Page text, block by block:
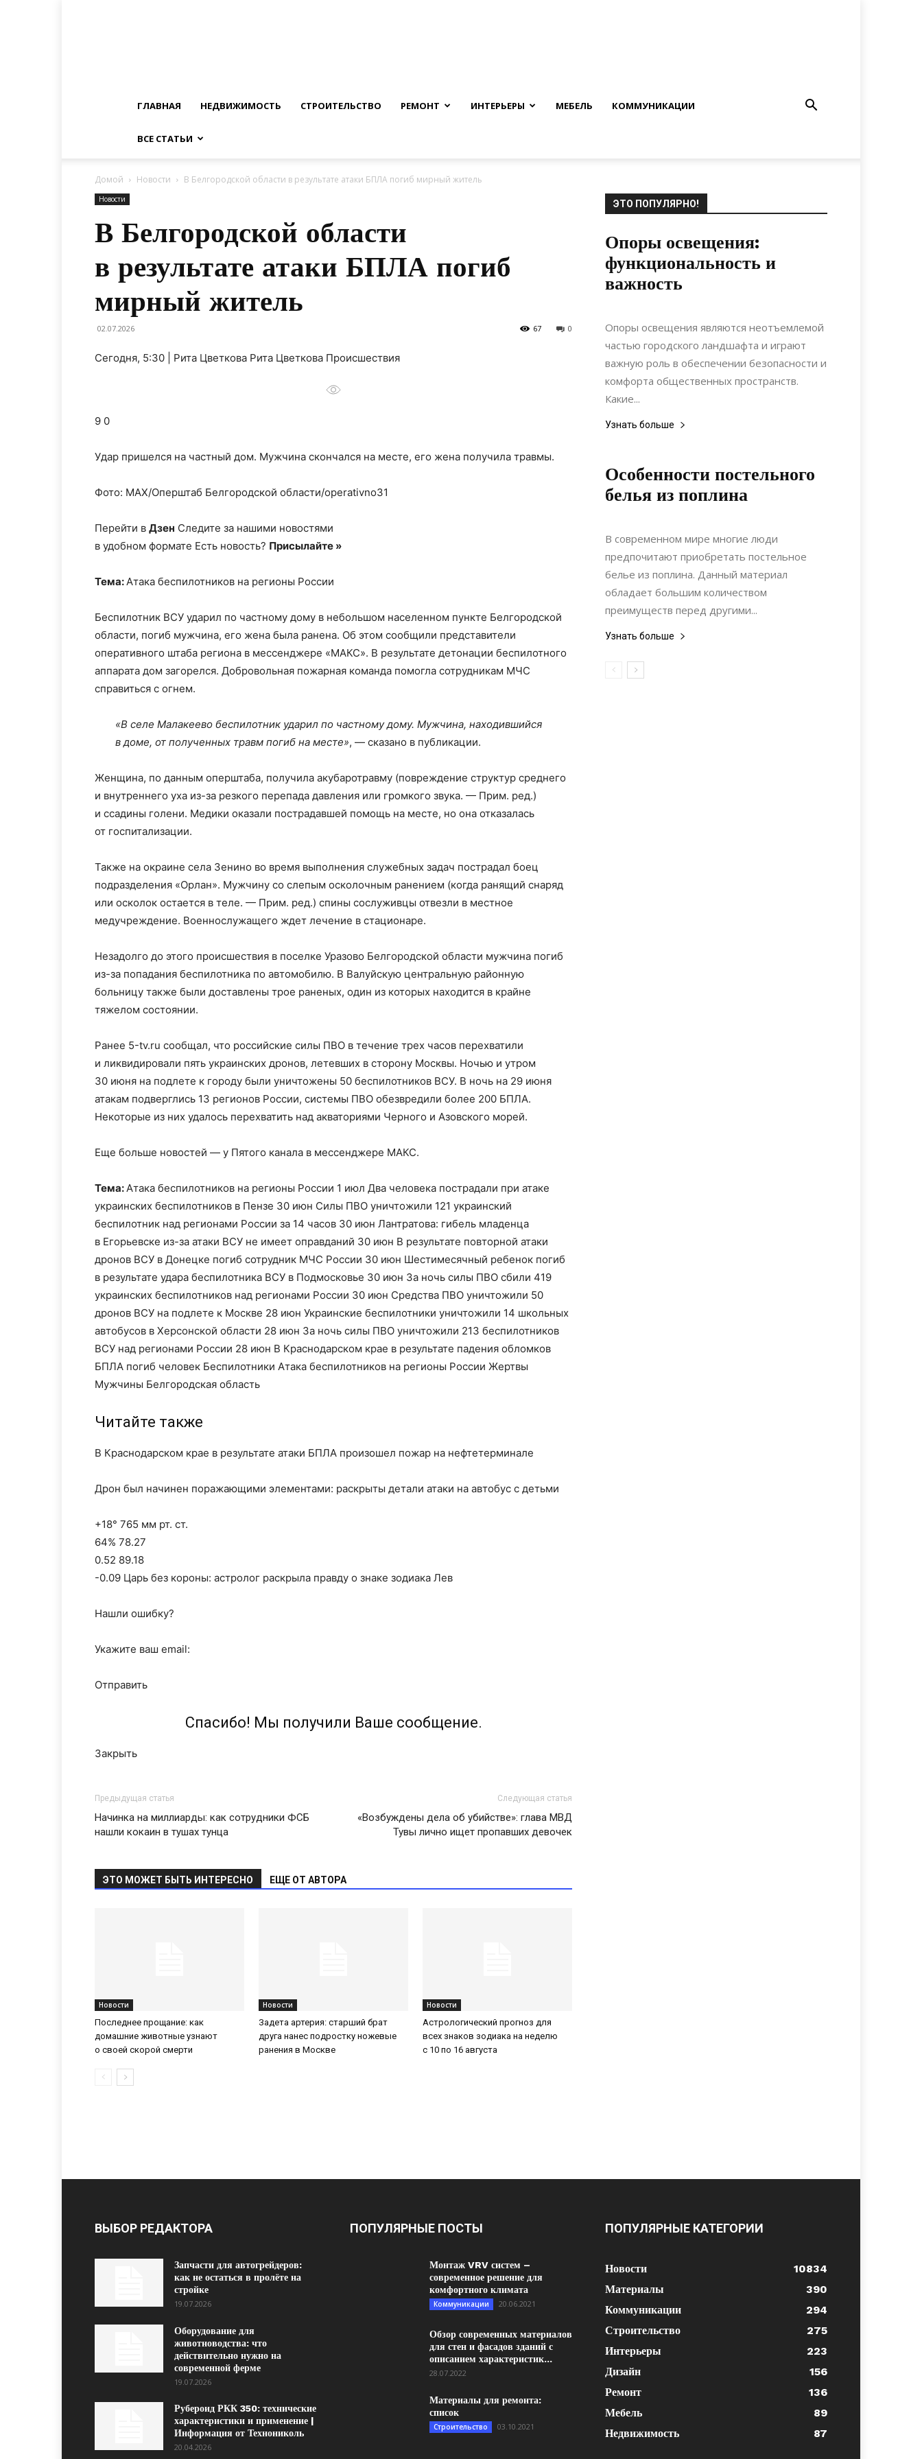
ГЛАВНАЯ НЕДВИЖИМОСТЬ СТРОИТЕЛЬСТВО РЕМОНТ ИНТЕРЬЕРЫ МЕБЕЛЬ КОММУНИКАЦИИ
ВСЕ СТАТЬИ
Домой Новости В Белгородской области в результате атаки БПЛА погиб мирный житель
Новости
В Белгородской области
в результате атаки БПЛА погиб
мирный житель
02.07.2026 0
67
Сегодня, 5:30 | Рита Цветкова Рита Цветкова Происшествия
9 0
Удар пришелся на частный дом. Мужчина скончался на месте, его жена получила травмы.
Фото: МАХ/Оперштаб Белгородской области/operativno31
Перейти в Дзен Следите за нашими новостями
в удобном формате Есть новость? Присылайте »
Тема:Атака беспилотников на регионы России
Беспилотник ВСУ ударил по частному дому в небольшом населенном пункте Белгородской
области, погиб мужчина, его жена была ранена. Об этом сообщили представители
оперативного штаба региона в мессенджере «МАКС». В результате детонации беспилотного
аппарата дом загорелся. Добровольная пожарная команда помогла сотрудникам МЧС
справиться с огнем.
«В селе Малакеево беспилотник ударил по частному дому. Мужчина, находившийся
в доме, от полученных травм погиб на месте», — сказано в публикации.
Женщина, по данным оперштаба, получила акубаротравму (повреждение структур среднего
и внутреннего уха из-за резкого перепада давления или громкого звука. — Прим. ред.)
и ссадины голени. Медики оказали пострадавшей помощь на месте, но она отказалась
от госпитализации.
Также на окраине села Зенино во время выполнения служебных задач пострадал боец
подразделения «Орлан». Мужчину со слепым осколочным ранением (когда ранящий снаряд
или осколок остается в теле. — Прим. ред.) спины сослуживцы отвезли в местное
медучреждение. Военнослужащего ждет лечение в стационаре.
Незадолго до этого происшествия в поселке Уразово Белгородской области мужчина погиб
из-за попадания беспилотника по автомобилю. В Валуйскую центральную районную
больницу также были доставлены трое раненых, один из которых находится в крайне
тяжелом состоянии.
Ранее 5-tv.ru сообщал, что российские силы ПВО в течение трех часов перехватили
и ликвидировали пять украинских дронов, летевших в сторону Москвы. Ночью и утром
30 июня на подлете к городу были уничтожены 50 беспилотников ВСУ. В ночь на 29 июня
атакам подверглись 13 регионов России, системы ПВО обезвредили более 200 БПЛА.
Некоторые из них удалось перехватить над акваториями Черного и Азовского морей.
Еще больше новостей — у Пятого канала в мессенджере МАКС.
Тема:Атака беспилотников на регионы России 1 июл Два человека пострадали при атаке
украинских беспилотников в Пензе 30 июн Силы ПВО уничтожили 121 украинский
беспилотник над регионами России за 14 часов 30 июн Лантратова: гибель младенца
в Егорьевске из-за атаки ВСУ не имеет оправданий 30 июн В результате повторной атаки
дронов ВСУ в Донецке погиб сотрудник МЧС России 30 июн Шестимесячный ребенок погиб
в результате удара беспилотника ВСУ в Подмосковье 30 июн За ночь силы ПВО сбили 419
украинских беспилотников над регионами России 30 июн Средства ПВО уничтожили 50
дронов ВСУ на подлете к Москве 28 июн Украинские беспилотники уничтожили 14 школьных
автобусов в Херсонской области 28 июн За ночь силы ПВО уничтожили 213 беспилотников
ВСУ над регионами России 28 июн В Краснодарском крае в результате падения обломков
БПЛА погиб человек Беспилотники Атака беспилотников на регионы России Жертвы
Мужчины Белгородская область
Читайте также
В Краснодарском крае в результате атаки БПЛА произошел пожар на нефтетерминале
Дрон был начинен поражающими элементами: раскрыты детали атаки на автобус с детьми
+18° 765 мм рт. ст.
64% 78.27
0.52 89.18
-0.09 Царь без короны: астролог раскрыла правду о знаке зодиака Лев
Нашли ошибку?
Укажите ваш email:
Отправить
Спасибо! Мы получили Ваше сообщение.
Закрыть
Предыдущая статья
Начинка на миллиарды: как сотрудники ФСБ
нашли кокаин в тушах тунца
Следующая статья
«Возбуждены дела об убийстве»: глава МВД
Тувы лично ищет пропавших девочек
ЭТО МОЖЕТ БЫТЬ ИНТЕРЕСНО ЕЩЕ ОТ АВТОРА
Новости
Последнее прощание: как
домашние животные узнают
о своей скорой смерти
Новости
Задета артерия: старший брат
друга нанес подростку ножевые
ранения в Москве
Новости
Астрологический прогноз для
всех знаков зодиака на неделю
с 10 по 16 августа
ЭТО ПОПУЛЯРНО!
Опоры освещения:
функциональность и
важность
14.06.2024
Опоры освещения являются неотъемлемой
частью городского ландшафта и играют
важную роль в обеспечении безопасности и
комфорта общественных пространств.
Какие...
Узнать больше
Особенности постельного
белья из поплина
22.05.2021
В современном мире многие люди
предпочитают приобретать постельное
белье из поплина. Данный материал
обладает большим количеством
преимуществ перед другими...
Узнать больше
ВЫБОР РЕДАКТОРА
Запчасти для автогрейдеров:
как не остаться в пролёте на
стройке
19.07.2026
Оборудование для
животноводства: что
действительно нужно на
современной ферме
19.07.2026
Рубероид РКК 350: технические
характеристики и применение |
Информация от Технониколь
20.04.2026
ПОПУЛЯРНЫЕ ПОСТЫ
Монтаж VRV систем –
современное решение для
комфортного климата
Коммуникации 20.06.2021
Обзор современных материалов
для стен и фасадов зданий с
описанием характеристик...
28.07.2022
Материалы для ремонта:
список
Строительство 03.10.2021
ПОПУЛЯРНЫЕ КАТЕГОРИИ
Новости
10834
Материалы
390
Коммуникации
294
Строительство
275
Интерьеры
223
Дизайн
156
Ремонт
136
Мебель
89
Недвижимость
87